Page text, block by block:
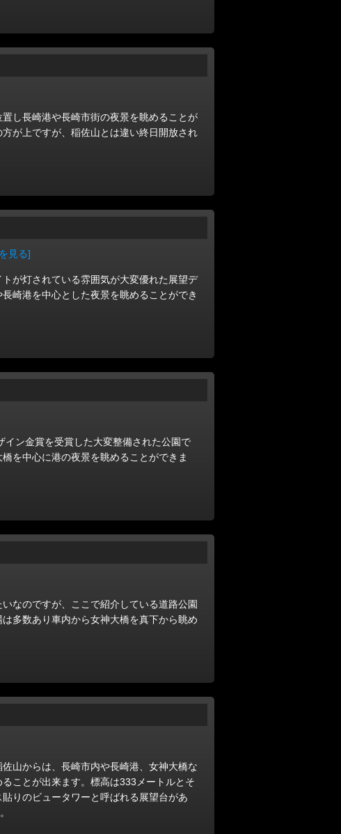
し長崎港や長崎市街の夜景を眺めることが
が上ですが、稲佐山とは違い終日開放され
見る]
が灯されている雰囲気が大変優れた展望デ
崎港を中心とした夜景を眺めることができ
ン金賞を受賞した大変整備された公園で
を中心に港の夜景を眺めることができま
なのですが、ここで紹介している道路公園
多数あり車内から女神大橋を真下から眺め
山からは、長崎市内や長崎港、女神大橋な
ことが出来ます。標高は333メートルとそ
りのビュータワーと呼ばれる展望台があ